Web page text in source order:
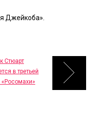
Джейкоба».
Стюарт
в третьей
«Росомахи»